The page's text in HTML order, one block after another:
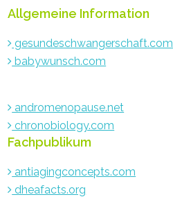
Allgemeine Information
gesundeschwangerschaft.com
babywunsch.com
andromenopause.net
chronobiology.com
Fachpublikum
antiagingconcepts.com
dheafacts.org